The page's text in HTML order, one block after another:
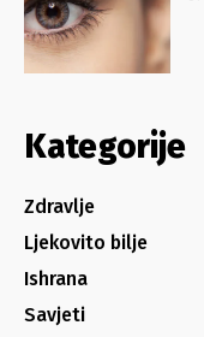
Kategorije
Zdravlje
Ljekovito bilje
Ishrana
Savjeti